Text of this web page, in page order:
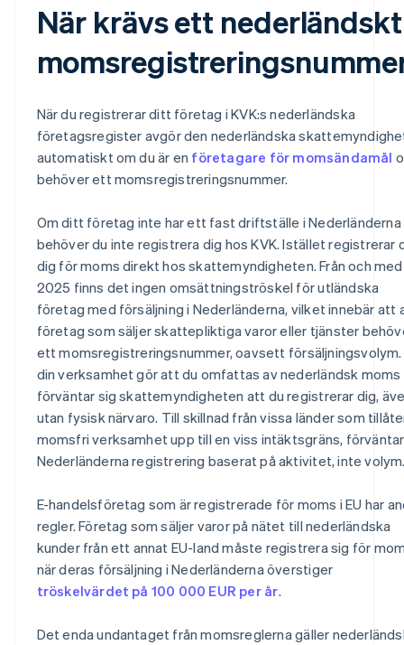
När krävs ett nederländskt
När du registrerar ditt företag i KVK:s nederländska
företagsregister avgör den nederländska
automatiskt om du är en företagare för momsändamål
behöver ett momsregistreringsnummer.
Om ditt företag inte har ett fast driftställe i Nederländerna
behöver du inte registrera dig hos KVK. Istället registrerar
dig för moms direkt hos skattemyndigheten. Från och med
2025 finns det ingen omsättningströskel för utländska
företag med försäljning i Nederländerna, vilket innebär att
företag som säljer skattepliktiga varor eller tjänster
ett momsregistreringsnummer, oavsett försäljningsvolym.
din verksamhet gör att du omfattas av nederländsk moms
förväntar sig skattemyndigheten att du registrerar dig,
utan fysisk närvaro. Till skillnad från vissa länder som
momsfri verksamhet upp till en viss intäktsgräns,
Nederländerna registrering baserat på aktivitet, inte
E-handelsföretag som är registrerade för moms i EU har
regler. Företag som säljer varor på nätet till nederländska
kunder från ett annat EU-land måste registrera sig för
när deras försäljning i Nederländerna överstiger
tröskelvärdet på 100 000 EUR per år.
Det enda undantaget från momsreglerna gäller